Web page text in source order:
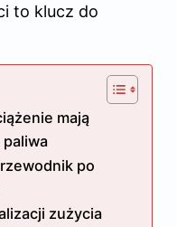
to klucz do
mają
paliwa
po
zużycia